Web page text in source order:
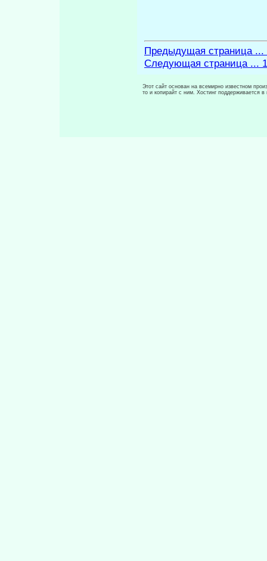
Предыдущая страница ...
Следующая страница ...
Этот сайт основан на всемирно известном
то и копирайт с ним. Хостинг поддерживается